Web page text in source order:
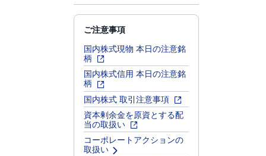
ご注意事項
国内株式現物 本日の注意銘
柄
国内株式信用 本日の注意銘
柄
国内株式 取引注意事項
資本剰余金を原資とする配
当の取扱い
コーポレートアクションの
取扱い